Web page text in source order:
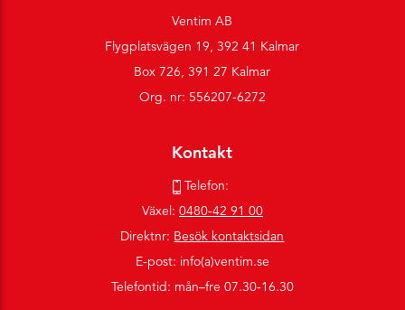
Ventim AB
Flygplatsvägen 19, 392 41 Kalmar
Box 726, 391 27 Kalmar
Org. nr: 556207-6272
Kontakt
Telefon:
Växel: 0480-42 91 00
Direktnr: Besök kontaktsidan
E-post: info(a)ventim.se
Telefontid: mån–fre 07.30-16.30